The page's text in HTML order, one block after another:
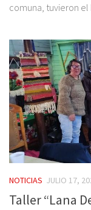
comuna, tuvieron el
NOTICIAS JULIO 17,
Taller “Lana